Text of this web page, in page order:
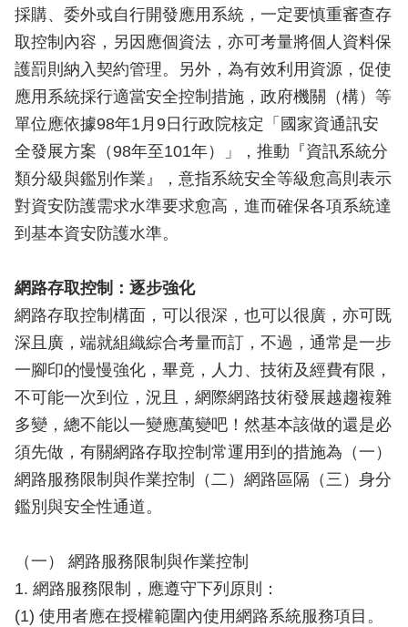
採購、委外或自行開發應用系統，一定要慎重審查存
取控制內容，另因應個資法，亦可考量將個人資料保
護罰則納入契約管理。另外，為有效利用資源，促使
應用系統採行適當安全控制措施，政府機關（構）等
單位應依據98年1月9日行政院核定「國家資通訊安
全發展方案（98年至101年）」，推動『資訊系統分
類分級與鑑別作業』，意指系統安全等級愈高則表示
對資安防護需求水準要求愈高，進而確保各項系統達
到基本資安防護水準。
網路存取控制：逐步強化
網路存取控制構面，可以很深，也可以很廣，亦可既
深且廣，端就組織綜合考量而訂，不過，通常是一步
一腳印的慢慢強化，畢竟，人力、技術及經費有限，
不可能一次到位，況且，網際網路技術發展越趨複雜
多變，總不能以一變應萬變吧！然基本該做的還是必
須先做，有關網路存取控制常運用到的措施為（一）
網路服務限制與作業控制（二）網路區隔（三）身分
鑑別與安全性通道。
（一） 網路服務限制與作業控制
1. 網路服務限制，應遵守下列原則：
(1) 使用者應在授權範圍內使用網路系統服務項目。